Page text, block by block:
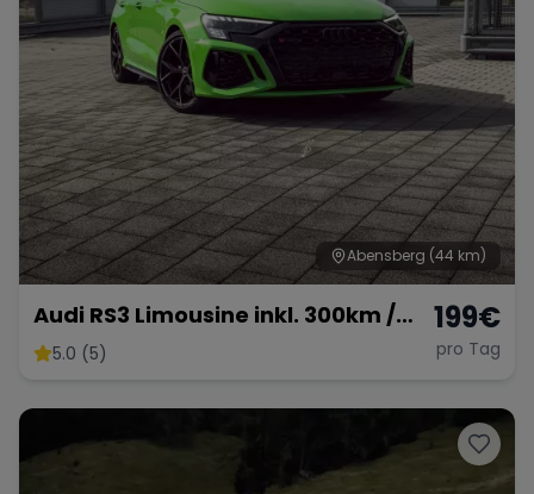
Abensberg (44 km)
Audi RS3 Limousine inkl. 300km /
km frei möglich
5.0 (5)
199€
pro Tag